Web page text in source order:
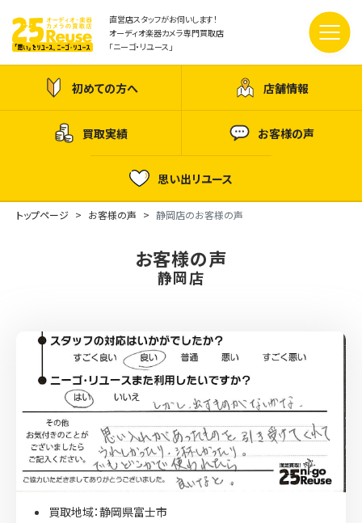
直営店スタッフがお伺いします！
オーディオ楽器カメラ専門買取店
「ニーゴ・リユース」
初めての方へ 店舗情報
買取実績 お客様の声
思い出リユース
トップページ お客様の声 静岡店のお客様の声
お客様の声
静岡店
買取地域：静岡県富士市